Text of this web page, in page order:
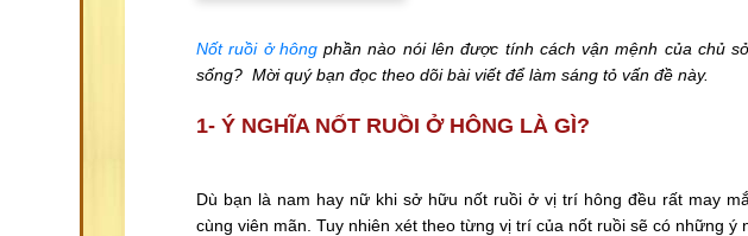
Nốt ruồi ở hôngphần nào nói lên được tính cách vận mệnh của chủ
sống? Mời quý bạn đọc theo dõi bài viết để làm sáng tỏ vấn đề này.
1- Ý NGHĨA NỐT RUỒI Ở HÔNG LÀ GÌ?
Dù bạn là nam hay nữ khi sở hữu nốt ruồi ở vị trí hông đều rất may
cùng viên mãn. Tuy nhiên xét theo từng vị trí của nốt ruồi sẽ có những ý